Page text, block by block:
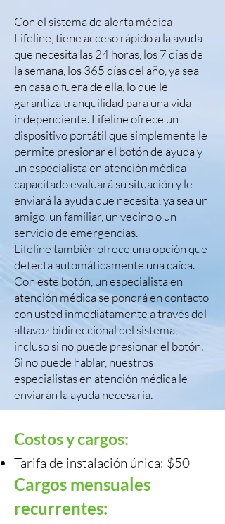
Con el sistema de alerta médica
Lifeline, tiene acceso rápido a la ayuda
que necesita las 24 horas, los 7 días de
la semana, los 365 días del año, ya sea
en casa o fuera de ella, lo que le
garantiza tranquilidad para una vida
independiente. Lifeline ofrece un
dispositivo portátil que simplemente le
permite presionar el botón de ayuda y
un especialista en atención médica
capacitado evaluará su situación y le
enviará la ayuda que necesita, ya sea un
amigo, un familiar, un vecino o un
servicio de emergencias.
Lifeline también ofrece una opción que
detecta automáticamente una caída.
Con este botón, un especialista en
atención médica se pondrá en contacto
con usted inmediatamente a través del
altavoz bidireccional del sistema,
incluso si no puede presionar el botón.
Si no puede hablar, nuestros
especialistas en atención médica le
enviarán la ayuda necesaria.
Costos y cargos:
Tarifa de instalación única: $50
Cargos mensuales
recurrentes: